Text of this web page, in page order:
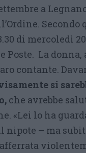
a
di mercoledì
Poste. La
contante.
si
che avrebbe
«Lei lo ha
nipote – ma
afferrata